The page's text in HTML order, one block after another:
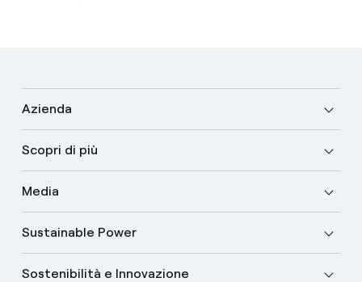
Azienda
Scopri di più
Media
Sustainable Power
Sostenibilità e Innovazione